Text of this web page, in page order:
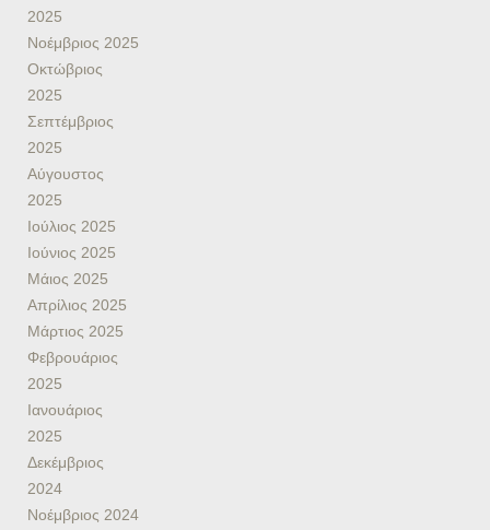
2025
Νοέμβριος 2025
Οκτώβριος
2025
Σεπτέμβριος
2025
Αύγουστος
2025
Ιούλιος 2025
Ιούνιος 2025
Μάιος 2025
Απρίλιος 2025
Μάρτιος 2025
Φεβρουάριος
2025
Ιανουάριος
2025
Δεκέμβριος
2024
Νοέμβριος 2024